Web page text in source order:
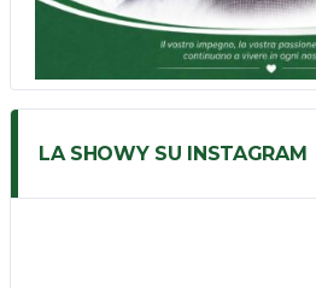
LA SHOWY SU INSTAGRAM